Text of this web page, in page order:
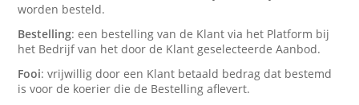
worden besteld.
Bestelling: een bestelling van de Klant via het Platform bij
het Bedrijf van het door de Klant geselecteerde Aanbod.
Fooi: vrijwillig door een Klant betaald bedrag dat bestemd
is voor de koerier die de Bestelling aflevert.